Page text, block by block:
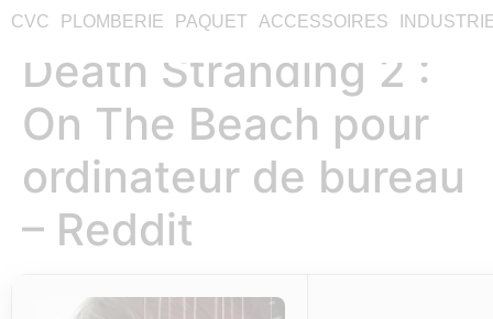
CVC PLOMBERIE PAQUET ACCESSOIRES
Death Stranding 2 :
On The Beach pour
ordinateur de bureau
– Reddit